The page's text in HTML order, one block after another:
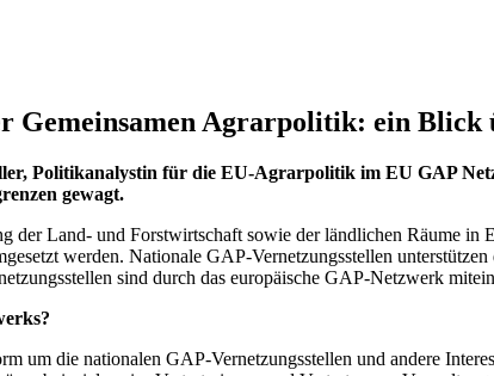
Gemeinsamen Agrarpolitik: ein Blick
Politikanalystin für die EU-Agrarpolitik im EU GAP
gewagt.
Land- und Forstwirtschaft sowie der ländlichen Räume in
werden. Nationale GAP-Vernetzungsstellen
sind durch das europäische GAP-Netzwerk
um die nationalen GAP-Vernetzungsstellen und andere